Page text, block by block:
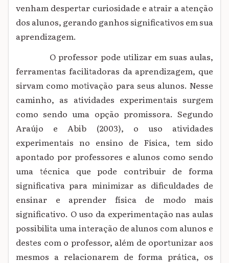
venham despertar curiosidade e atrair a atenção
dos alunos, gerando ganhos significativos em sua
aprendizagem.
O professor pode utilizar em suas aulas,
ferramentas facilitadoras da aprendizagem, que
sirvam como motivação para seus alunos. Nesse
caminho, as atividades experimentais surgem
como sendo uma opção promissora. Segundo
Araújo e Abib (2003), o uso atividades
experimentais no ensino de Física, tem sido
apontado por professores e alunos como sendo
uma técnica que pode contribuir de forma
significativa para minimizar as dificuldades de
ensinar e aprender física de modo mais
significativo. O uso da experimentação nas aulas
possibilita uma interação de alunos com alunos e
destes com o professor, além de oportunizar aos
mesmos a relacionarem de forma prática, os